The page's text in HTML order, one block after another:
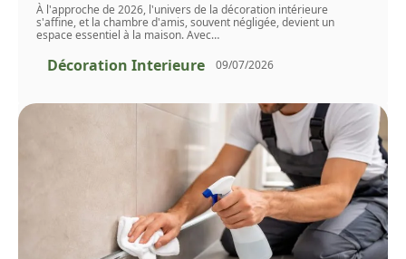
À l'approche de 2026, l'univers de la décoration intérieure
s'affine, et la chambre d'amis, souvent négligée, devient un
espace essentiel à la maison. Avec…
Décoration Interieure 09/07/2026